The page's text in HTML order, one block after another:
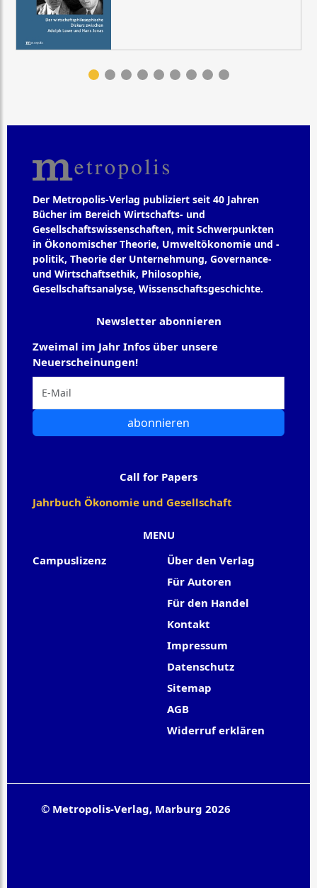
Der Metropolis-Verlag publiziert seit 40 Jahren
Bücher im Bereich Wirtschafts- und
Gesellschaftswissenschaften, mit Schwerpunkten
in Ökonomischer Theorie, Umweltökonomie und -
politik, Theorie der Unternehmung, Governance-
und Wirtschaftsethik, Philosophie,
Gesellschaftsanalyse, Wissenschaftsgeschichte.
MENU
Campuslizenz
Über den Verlag
Für Autoren
Für den Handel
Kontakt
Impressum
Datenschutz
Sitemap
AGB
Widerruf erklären
Newsletter abonnieren
Zweimal im Jahr Infos über unsere
Neuerscheinungen!
abonnieren
Call for Papers
Jahrbuch Ökonomie und Gesellschaft
© Metropolis-Verlag, Marburg 2026